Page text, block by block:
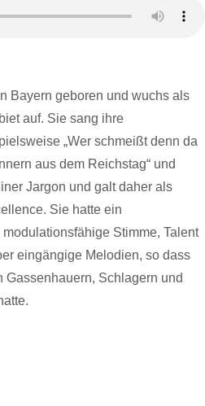
Bayern geboren und wuchs als
auf. Sie sang ihre
„Wer schmeißt denn da
aus dem Reichstag“ und
Jargon und galt daher als
Sie hatte ein
Stimme, Talent
eingängige Melodien, so dass
Schlagern und